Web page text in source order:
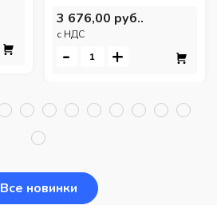
3 676,00 руб..
c НДС
- +
Все новинки